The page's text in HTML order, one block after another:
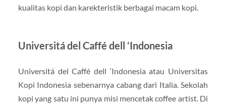
kualitas kopi dan karekteristik berbagai macam kopi.
Universitá del Caffé dell ‘Indonesia
Universitá del Caffé dell ‘Indonesia atau Universitas
Kopi Indonesia sebenarnya cabang dari Italia. Sekolah
kopi yang satu ini punya misi mencetak coffee artist. Di